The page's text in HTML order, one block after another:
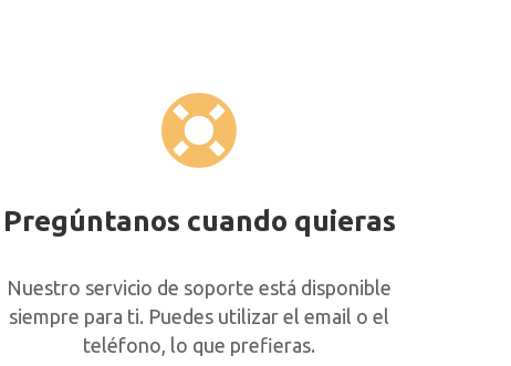
Pregúntanos cuando quieras
Nuestro servicio de soporte está disponible
siempre para ti. Puedes utilizar el email o el
teléfono, lo que prefieras.